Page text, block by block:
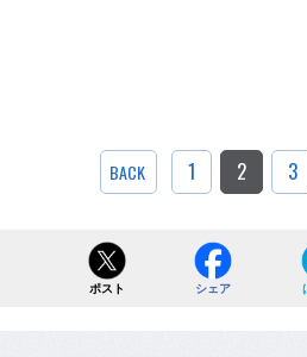
BACK 1 2 3
ポスト シェア